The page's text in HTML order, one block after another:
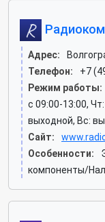
Адрес:
Телефон:
+7
Режим работы:
c 09:00-13:00,
выходной, Вс:
Сайт:
Особенности:
компоненты/